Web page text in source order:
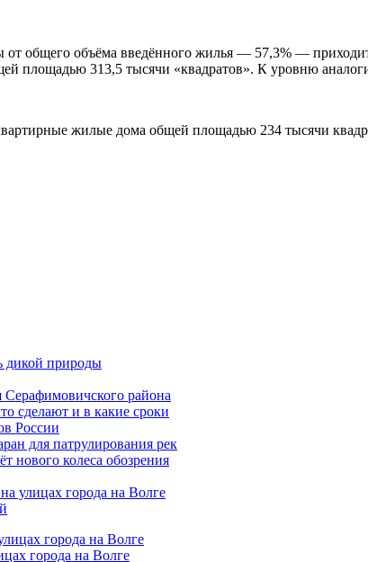
общего объёма введённого жилья — 57,3% —
площадью 313,5 тысячи «квадратов». К уровню
жилые дома общей площадью 234 тысячи
дикой природы
Серафимовичского района
сделают и в какие сроки
России
для патрулирования рек
нового колеса обозрения
улицах города на Волге
города на Волге